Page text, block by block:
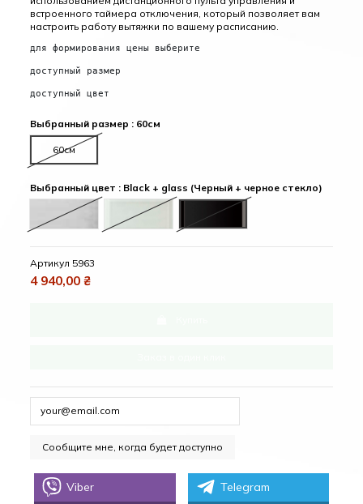
встроенного таймера отключения, который позволяет вам
настроить работу вытяжки по вашему расписанию.
для формирования цены выберите
доступный размер
доступный цвет
Выбранный размер : 60см
60см
Выбранный цвет : Black + glass (Черный + черное стекло)
Gray (Серый)
White + glass (Белый + белое стекло)
Black + glass (Черный +
Артикул 5963
4 940,00 ₴
Viber Telegram